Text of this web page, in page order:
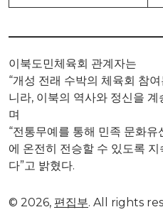
이북도민체육회 관계자는
“개성 전래 수박의 체육회 참
니라, 이북의 역사와 정신을
며
“전통무예를 통해 민족 문화
에 온전히 전승할 수 있도록
다”고 밝혔다.
© 2026, 편집부. All rights